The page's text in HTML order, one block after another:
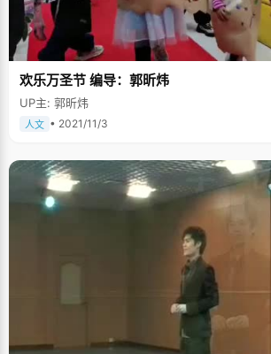
欢乐万圣节 编导：郭昕炜
UP主: 郭昕炜
人文 • 2021/11/3